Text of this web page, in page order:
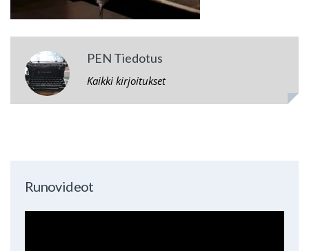
PEN Tiedotus
Kaikki kirjoitukset
Runovideot